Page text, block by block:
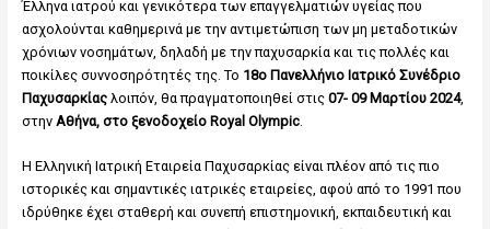
Έλληνα ιατρού και γενικότερα των επαγγελματιών υγείας που
ασχολούνται καθημερινά με την αντιμετώπιση των μη μεταδοτικών
χρόνιων νοσημάτων, δηλαδή με την παχυσαρκία και τις πολλές και
ποικίλες συννοσηρότητές της. Το 18ο Πανελλήνιο Ιατρικό Συνέδριο
Παχυσαρκίαςλοιπόν, θα πραγματοποιηθεί στις 07- 09 Μαρτίου 2024,
στην Αθήνα, στο ξενοδοχείο Royal Olympic.
Η Ελληνική Ιατρική Εταιρεία Παχυσαρκίας είναι πλέον από τις πιο
ιστορικές και σημαντικές ιατρικές εταιρείες, αφού από το 1991 που
ιδρύθηκε έχει σταθερή και συνεπή επιστημονική, εκπαιδευτική και